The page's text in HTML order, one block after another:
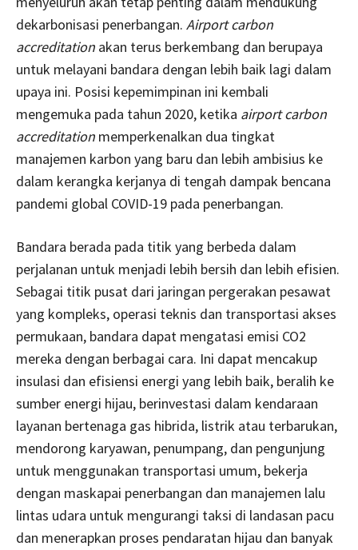
dekarbonisasi penerbangan. Airport carbon
accreditation akan terus berkembang dan berupaya
untuk melayani bandara dengan lebih baik lagi dalam
upaya ini. Posisi kepemimpinan ini kembali
mengemuka pada tahun 2020, ketika airport carbon
accreditation memperkenalkan dua tingkat
manajemen karbon yang baru dan lebih ambisius ke
dalam kerangka kerjanya di tengah dampak bencana
pandemi global COVID-19 pada penerbangan.
Bandara berada pada titik yang berbeda dalam
perjalanan untuk menjadi lebih bersih dan lebih efisien.
Sebagai titik pusat dari jaringan pergerakan pesawat
yang kompleks, operasi teknis dan transportasi akses
permukaan, bandara dapat mengatasi emisi CO2
mereka dengan berbagai cara. Ini dapat mencakup
insulasi dan efisiensi energi yang lebih baik, beralih ke
sumber energi hijau, berinvestasi dalam kendaraan
layanan bertenaga gas hibrida, listrik atau terbarukan,
mendorong karyawan, penumpang, dan pengunjung
untuk menggunakan transportasi umum, bekerja
dengan maskapai penerbangan dan manajemen lalu
lintas udara untuk mengurangi taksi di landasan pacu
dan menerapkan proses pendaratan hijau dan banyak